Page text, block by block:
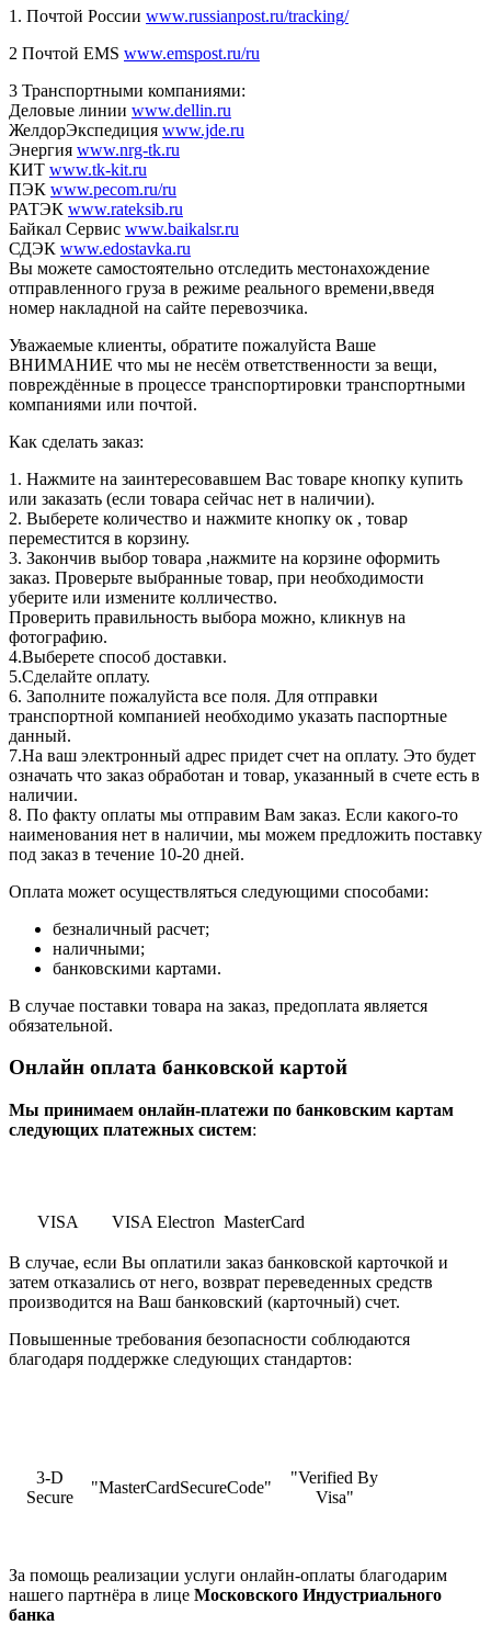
1. Почтой России www.russianpost.ru/tracking/
2 Почтой EMS www.emspost.ru/ru
3 Транспортными компаниями:
Деловые линии www.dellin.ru
ЖелдорЭкспедиция www.jde.ru
Энергия www.nrg-tk.ru
КИТ www.tk-kit.ru
ПЭК www.pecom.ru/ru
РАТЭК www.rateksib.ru
Байкал Сервис www.baikalsr.ru
СДЭК www.edostavka.ru
Вы можете самостоятельно отследить местонахождение
отправленного груза в режиме реального времени,введя
номер накладной на сайте перевозчика.
Уважаемые клиенты, обратите пожалуйста Ваше
ВНИМАНИЕ что мы не несём ответственности за вещи,
повреждённые в процессе транспортировки транспортными
компаниями или почтой.
Как сделать заказ:
1. Нажмите на заинтересовавшем Вас товаре кнопку купить
или заказать (если товара сейчас нет в наличии).
2. Выберете количество и нажмите кнопку ок , товар
переместится в корзину.
3. Закончив выбор товара ,нажмите на корзине оформить
заказ. Проверьте выбранные товар, при необходимости
уберите или измените колличество.
Проверить правильность выбора можно, кликнув на
фотографию.
4.Выберете способ доставки.
5.Сделайте оплату.
6. Заполните пожалуйста все поля. Для отправки
транспортной компанией необходимо указать паспортные
данный.
7.На ваш электронный адрес придет счет на оплату. Это будет
означать что заказ обработан и товар, указанный в счете есть в
наличии.
8. По факту оплаты мы отправим Вам заказ. Если какого-то
наименования нет в наличии, мы можем предложить поставку
под заказ в течение 10-20 дней.
Оплата может осуществляться следующими способами:
безналичный расчет;
наличными;
банковскими картами.
В случае поставки товара на заказ, предоплата является
обязательной.
Онлайн оплата банковской картой
Мы принимаем онлайн-платежи по банковским картам
cледующих платежных систем:
VISA VISA Electron MasterCard
В случае, если Вы оплатили заказ банковской карточкой и
затем отказались от него, возврат переведенных средств
производится на Ваш банковский (карточный) счет.
Повышенные требования безопасности соблюдаются
благодаря поддержке следующих стандартов:
3-D
Secure
"MasterCardSecureCode"
"Verified By
Visa"
За помощь реализации услуги онлайн-оплаты благодарим
нашего партнёра в лице Московского Индустриального
банка